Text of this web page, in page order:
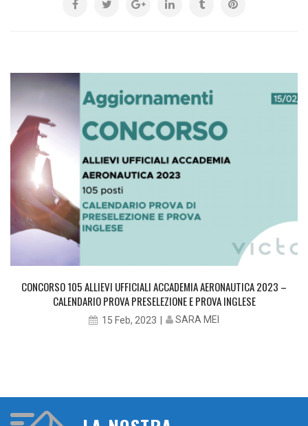
CONCORSO 105 ALLIEVI UFFICIALI ACCADEMIA AERONAUTICA 2023 –
CALENDARIO PROVA PRESELEZIONE E PROVA INGLESE
15 Feb, 2023 SARA MEI